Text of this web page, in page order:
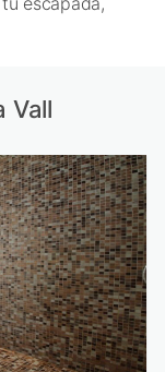
Vall